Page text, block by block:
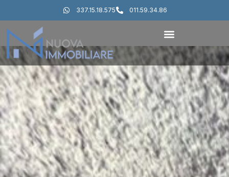
337.15.18.575 011.59.34.86